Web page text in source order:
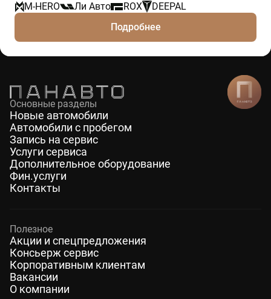
M-HERO
Ли Авто ROX
DEEPAL
Подробнее
Основные разделы
Новые автомобили
Автомобили с пробегом
Запись на сервис
Услуги сервиса
Дополнительное оборудование
Фин.услуги
Контакты
Полезное
Акции и спецпредложения
Консьерж сервис
Корпоративным клиентам
Вакансии
О компании